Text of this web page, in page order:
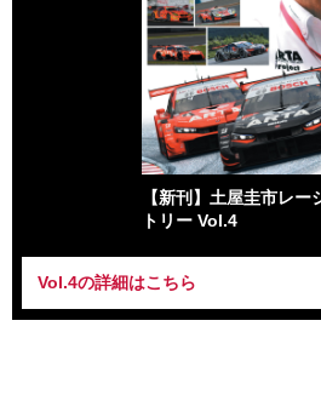
【新刊】土屋圭市レー
トリー Vol.4
Vol.4の詳細はこちら